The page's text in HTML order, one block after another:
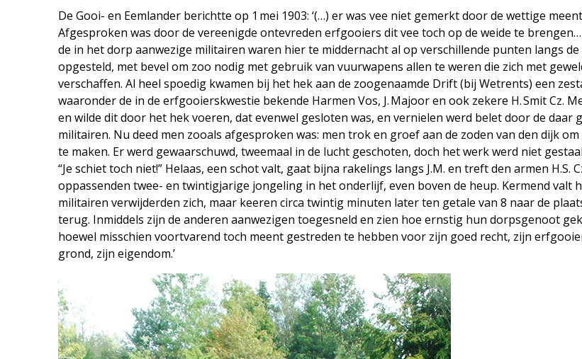
De Gooi- en Eemlander berichtte op 1 mei 1903: ‘(…) er was vee niet gemerkt door de wettige
Afgesproken was door de vereenigde ontevreden erfgooiers dit vee toch op de weide te brengen…
de in het dorp aanwezige militairen waren hier te middernacht al op verschillende punten langs
opgesteld, met bevel om zoo nodig met gebruik van vuurwapens allen te weren die zich met
verschaffen. Al heel spoedig kwamen bij het hek aan de zoogenaamde Drift (bij Wetrents) een
waaronder de in de erfgooierskwestie bekende Harmen Vos, J. Majoor en ook zekere H. Smit Cz.
en wilde dit door het hek voeren, dat evenwel gesloten was, en vernielen werd belet door de daar
militairen. Nu deed men zooals afgesproken was: men trok en groef aan de zoden van den dijk
te maken. Er werd gewaarschuwd, tweemaal in de lucht geschoten, doch het werk werd niet
“Je schiet toch niet!” Helaas, een schot valt, gaat bijna rakelings langs J.M. en treft den armen H.S.
oppassenden twee- en twintigjarige jongeling in het onderlijf, even boven de heup. Kermend valt
militairen verwijderden zich, maar keeren circa twintig minuten later ten getale van 8 naar de
terug. Inmiddels zijn de anderen aanwezigen toegesneld en zien hoe ernstig hun dorpsgenoot
hoewel misschien voortvarend toch meent gestreden te hebben voor zijn goed recht, zijn
grond, zijn eigendom.’